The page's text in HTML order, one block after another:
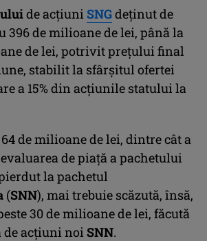
de acţiuni SNGdeţinut de
396 de milioane de lei, până la
de lei, potrivit preţului final
stabilit la sfârşitul ofertei
a 15% din acţiunile statului la
de milioane de lei, dintre cât a
de piaţă a pachetului
la pachetul
(SNN), mai trebuie scăzută, însă,
30 de milioane de lei, făcută
de acţiuni noi SNN.